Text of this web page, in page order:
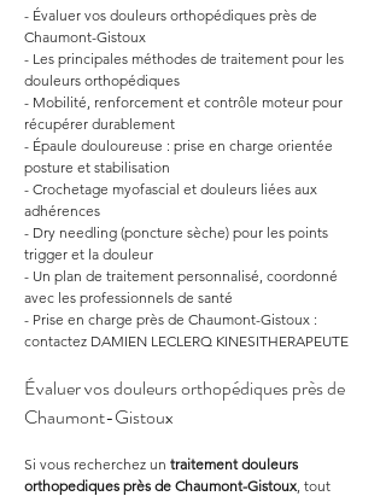
- Évaluer vos douleurs orthopédiques près de
Chaumont-Gistoux
- Les principales méthodes de traitement pour les
douleurs orthopédiques
- Mobilité, renforcement et contrôle moteur pour
récupérer durablement
- Épaule douloureuse : prise en charge orientée
posture et stabilisation
- Crochetage myofascial et douleurs liées aux
adhérences
- Dry needling (poncture sèche) pour les points
trigger et la douleur
- Un plan de traitement personnalisé, coordonné
avec les professionnels de santé
- Prise en charge près de Chaumont-Gistoux :
contactez DAMIEN LECLERQ KINESITHERAPEUTE
Évaluer vos douleurs orthopédiques près de
Chaumont-Gistoux
Si vous recherchez un traitement douleurs
orthopediques près de Chaumont-Gistoux, tout